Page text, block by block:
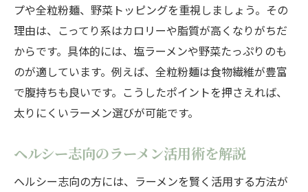
プや全粒粉麺、野菜トッピングを重視しましょう。その
理由は、こってり系はカロリーや脂質が高くなりがちだ
からです。具体的には、塩ラーメンや野菜たっぷりのも
のが適しています。例えば、全粒粉麺は食物繊維が豊富
で腹持ちも良いです。こうしたポイントを押さえれば、
太りにくいラーメン選びが可能です。
ヘルシー志向のラーメン活用術を解説
ヘルシー志向の方には、ラーメンを賢く活用する方法が